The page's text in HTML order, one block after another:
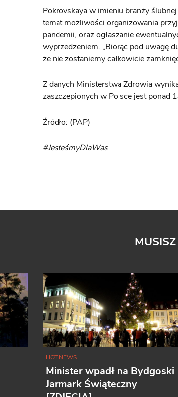
Pokrovskaya w imieniu branży
temat możliwości organizowania
pandemii, oraz ogłaszanie
wyprzedzeniem. „Biorąc pod uwagę
że nie zostaniemy całkowicie
Z danych Ministerstwa Zdrowia
zaszczepionych w Polsce jest ponad
Źródło: (PAP)
#JesteśmyDlaWas
HOT NEWS
Minister wpadł na Bydgoski
Jarmark Świąteczny